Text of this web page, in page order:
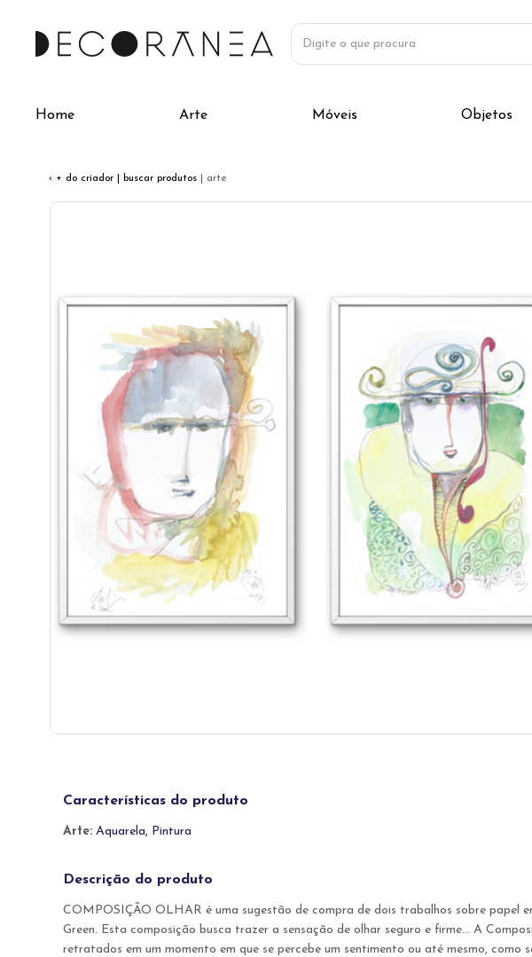
Home Arte Móveis Objetos
‹ + do criador | buscar produtos | arte
Características do produto
Arte: Aquarela, Pintura
Descrição do produto
COMPOSIÇÃO OLHAR é uma sugestão de compra de dois trabalhos sobre papel
Green. Esta composição busca trazer a sensação de olhar seguro e firme... A
retratados em um momento em que se percebe um sentimento ou até mesmo, como